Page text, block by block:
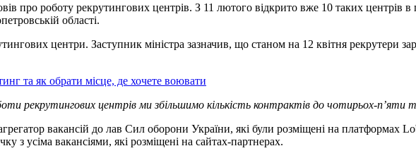
про роботу рекрутингових центрів. З 11 лютого відкрито вже 10 таких центрів
області.
центри. Заступник міністра зазначив, що станом на 12 квітня рекрутери
та як обрати місце, де хочете воювати
рекрутингових центрів ми збільшимо кількість контрактів до чотирьох-п’яти
вакансій до лав Сил оборони України, які були розміщені на
з усіма вакансіями, які розміщені на сайтах-партнерах.